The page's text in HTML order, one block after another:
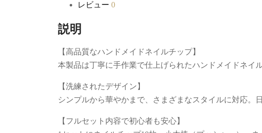
レビュー 0
説明
【高品質なハンドメイドネイルチップ】
本製品は丁寧に手作業で仕上げられたハンドメイドネイ
【洗練されたデザイン】
シンプルから華やかまで、さまざまなスタイルに対応。
【フルセット内容で初心者も安心】